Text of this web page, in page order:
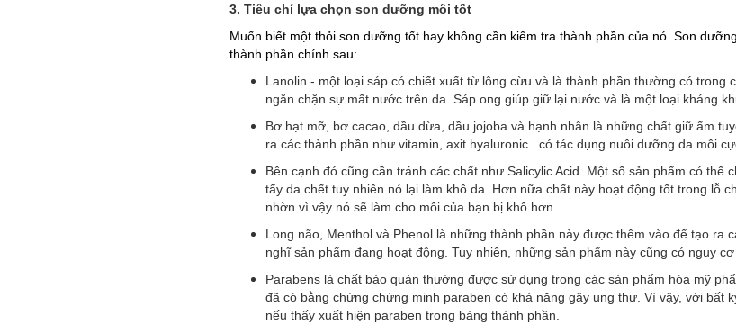
3. Tiêu chí lựa chọn son dưỡng môi tốt
Muốn biết một thỏi son dưỡng tốt hay không cần kiểm tra thành phần của nó. Son
thành phần chính sau:
Lanolin - một loại sáp có chiết xuất từ lông cừu và là thành phần thường có trong
ngăn chặn sự mất nước trên da. Sáp ong giúp giữ lại nước và là một loại kháng
Bơ hạt mỡ, bơ cacao, dầu dừa, dầu jojoba và hạnh nhân là những chất giữ ẩm
ra các thành phần như vitamin, axit hyaluronic...có tác dụng nuôi dưỡng da môi
Bên cạnh đó cũng cần tránh các chất như Salicylic Acid. Một số sản phẩm có thể
tẩy da chết tuy nhiên nó lại làm khô da. Hơn nữa chất này hoạt động tốt trong lỗ
nhờn vì vậy nó sẽ làm cho môi của bạn bị khô hơn.
Long não, Menthol và Phenol là những thành phần này được thêm vào để tạo ra
nghĩ sản phẩm đang hoạt động. Tuy nhiên, những sản phẩm này cũng có nguy
​Parabens là chất bảo quản thường được sử dụng trong các sản phẩm hóa mỹ
đã có bằng chứng chứng minh paraben có khả năng gây ung thư. Vì vậy, với bất
nếu thấy xuất hiện paraben trong bảng thành phần.